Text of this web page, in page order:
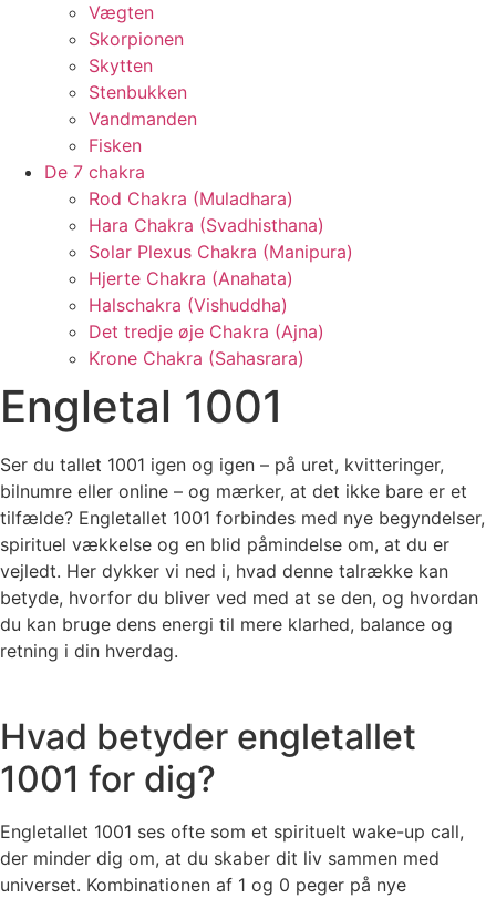
Vægten
Skorpionen
Skytten
Stenbukken
Vandmanden
Fisken
De 7 chakra
Rod Chakra (Muladhara)
Hara Chakra (Svadhisthana)
Solar Plexus Chakra (Manipura)
Hjerte Chakra (Anahata)
Halschakra (Vishuddha)
Det tredje øje Chakra (Ajna)
Krone Chakra (Sahasrara)
Engletal 1001
Ser du tallet 1001 igen og igen – på uret, kvitteringer,
bilnumre eller online – og mærker, at det ikke bare er et
tilfælde? Engletallet 1001 forbindes med nye begyndelser,
spirituel vækkelse og en blid påmindelse om, at du er
vejledt. Her dykker vi ned i, hvad denne talrække kan
betyde, hvorfor du bliver ved med at se den, og hvordan
du kan bruge dens energi til mere klarhed, balance og
retning i din hverdag.
Hvad betyder engletallet
1001 for dig?
Engletallet 1001 ses ofte som et spirituelt wake-up call,
der minder dig om, at du skaber dit liv sammen med
universet. Kombinationen af 1 og 0 peger på nye